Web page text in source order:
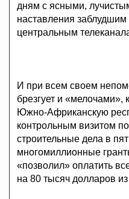
дням с ясными,
наставления
центральным
И при всем своем
брезгует и «мелочами»,
Южно-Африканскую
контрольным визитом
строительные дела в
многомиллионные
«позволил» оплатить
на 80 тысяч долларов